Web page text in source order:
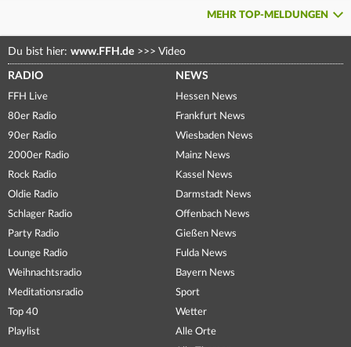
MEHR TOP-MELDUNGEN
Du bist hier: www.FFH.de >>> Video
RADIO
FFH Live
80er Radio
90er Radio
2000er Radio
Rock Radio
Oldie Radio
Schlager Radio
Party Radio
Lounge Radio
Weihnachtsradio
Meditationsradio
Top 40
Playlist
NEWS
Hessen News
Frankfurt News
Wiesbaden News
Mainz News
Kassel News
Darmstadt News
Offenbach News
Gießen News
Fulda News
Bayern News
Sport
Wetter
Alle Orte